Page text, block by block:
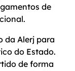
de
da Alerj para
do Estado.
de forma